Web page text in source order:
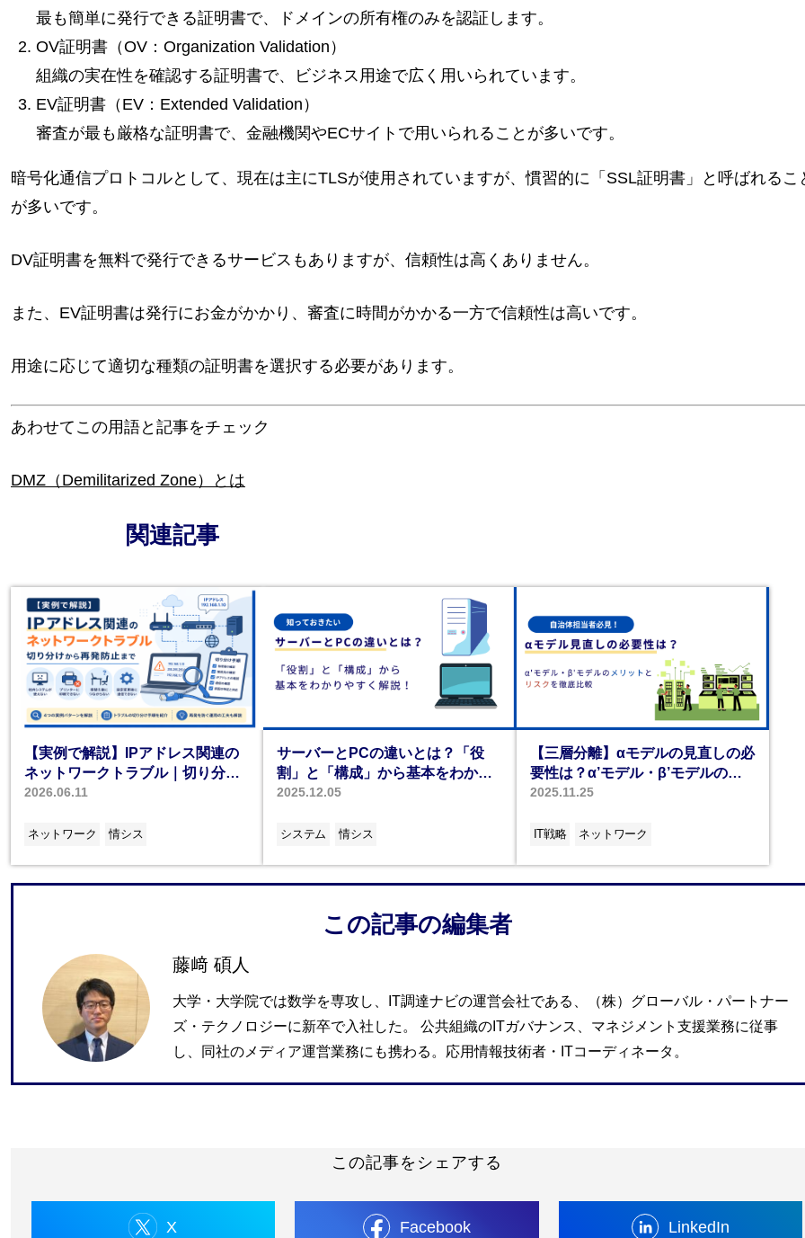
最も簡単に発行できる証明書で、ドメインの所有権のみを認証します。
OV証明書（OV：Organization Validation）
組織の実在性を確認する証明書で、ビジネス用途で広く用いられています。
EV証明書（EV：Extended Validation）
審査が最も厳格な証明書で、金融機関やECサイトで用いられることが多いです。
暗号化通信プロトコルとして、現在は主にTLSが使用されていますが、慣習的に「SSL証明書」と呼ばれるこ
が多いです。
DV証明書を無料で発行できるサービスもありますが、信頼性は高くありません。
また、EV証明書は発行にお金がかかり、審査に時間がかかる一方で信頼性は高いです。
用途に応じて適切な種類の証明書を選択する必要があります。
あわせてこの用語と記事をチェック
DMZ（Demilitarized Zone）とは
関連記事
【実例で解説】IPアドレス関連の
ネットワークトラブル｜切り分け
から再発防止まで
2026.06.11
ネットワーク 情シス
サーバーとPCの違いとは？「役
割」と「構成」から基本をわかり
やすく解説
2025.12.05
システム 情シス
【三層分離】αモデルの見直しの必
要性は？α’モデル・β’モデルのメ
リットとリスクを徹底比較
2025.11.25
IT戦略 ネットワーク
この記事の編集者
藤﨑 碩人
大学・大学院では数学を専攻し、IT調達ナビの運営会社である、（株）グローバル・パートナー
ズ・テクノロジーに新卒で入社した。 公共組織のITガバナンス、マネジメント支援業務に従事
し、同社のメディア運営業務にも携わる。応用情報技術者・ITコーディネータ。
この記事をシェアする
X Facebook LinkedIn